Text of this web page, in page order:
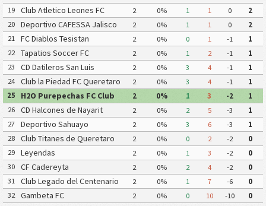
19
Club Atletico Leones FC 2 0% 1 1 0
2
20
Deportivo CAFESSA Jalisco 2 0% 1 1 0
2
21
FC Diablos Tesistan 2 0% 0 1 -1
1
22
Tapatios Soccer FC 2 0% 1 2 -1
1
23
CD Datileros San Luis 2 0% 3 4 -1
1
24
Club la Piedad FC Queretaro 2 0% 3 4 -1
1
25
H2O Purepechas FC Club
Atletico Morelia II
2 0% 1 3 -2
1
26
CD Halcones de Nayarit 2 0% 2 5 -3
1
27
Deportivo Sahuayo 2 0% 3 6 -3
1
28
Club Titanes de Queretaro 2 0% 0 2 -2
0
29
Leyendas 2 0% 1 3 -2
0
30
CF Cadereyta 2 0% 2 4 -2
0
31
Club Legado del Centenario 2 0% 1 7 -6
0
32
Gambeta FC 2 0% 0 10 -10
0